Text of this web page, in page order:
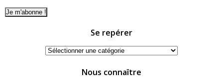
Se repérer
Se
Nous connaître